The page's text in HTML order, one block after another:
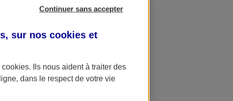
Continuer sans accepter
sur nos cookies et
cookies. Ils nous aident à traiter des
dans le respect de votre vie